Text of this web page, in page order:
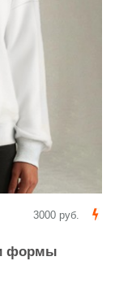
3000 руб.
и формы